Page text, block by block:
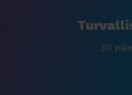
30